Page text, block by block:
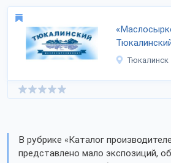
Тюкалинск
В рубрике «Каталог
представлено мало экспозиций,